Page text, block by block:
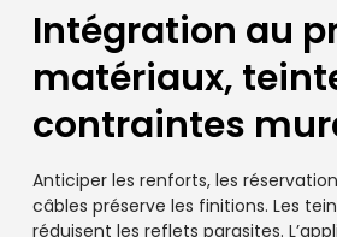
Intégration au
matériaux,
contraintes
Anticiper les renforts, les
câbles préserve les finitions. Les
réduisent les reflets parasites.